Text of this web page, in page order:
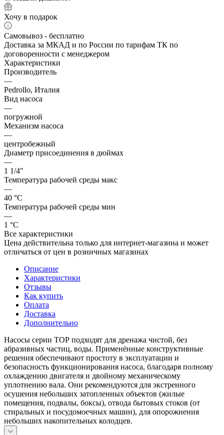
Хочу в подарок
Самовывоз - бесплатно
Доставка за МКАД и по России по тарифам ТК по
договоренности с менеджером
Характеристики
Производитель
—
Pedrollo, Италия
Вид насоса
—
погружной
Механизм насоса
—
центробежный
Диаметр присоединения в дюймах
—
1 1/4″
Температура рабочей среды макс
—
40 °С
Температура рабочей среды мин
—
1 °С
Все характеристики
Цена действительна только для интернет-магазина и может
отличаться от цен в розничных магазинах
Описание
Характеристики
Отзывы
Как купить
Оплата
Доставка
Дополнительно
Насосы серии ТОР подходят для дренажа чистой, без
абразивных частиц, воды. Применённые конструктивные
решения обеспечивают простоту в эксплуатации и
безопасность функционирования насоса, благодаря полному
охлаждению двигателя и двойному механическому
уплотнению вала. Они рекомендуются для экстренного
осушения небольших затопленных объектов (жилые
помещения, подвалы, боксы), отвода бытовых стоков (от
стиральных и посудомоечных машин), для опорожнения
небольших накопительных колодцев.